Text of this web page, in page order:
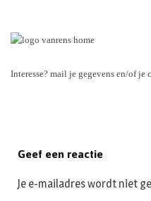
Interesse? mail je gegevens en/of je
Geef een reactie
Je e-mailadres wordt niet